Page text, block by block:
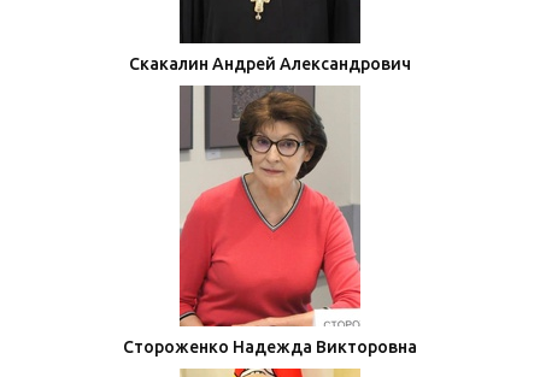
Скакалин Андрей Александрович
Стороженко Надежда Викторовна